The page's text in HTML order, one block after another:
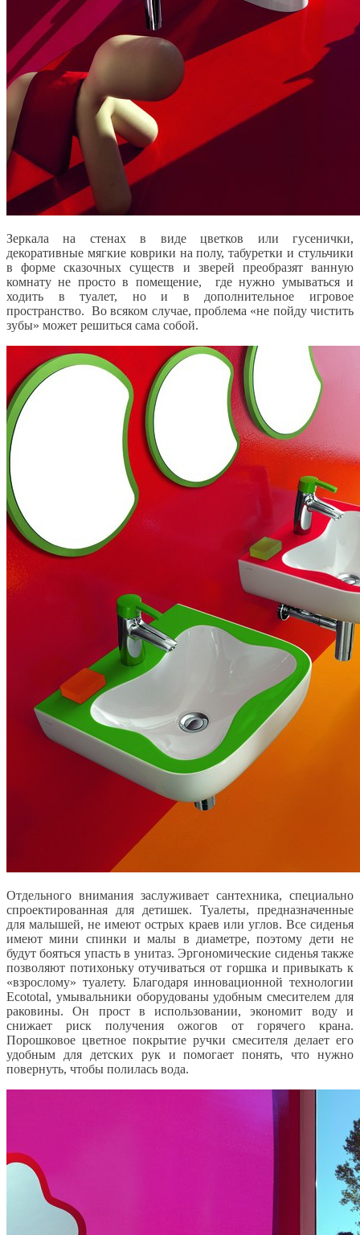
Зеркала на стенах в виде цветков или гусенички,
декоративные мягкие коврики на полу, табуретки и стульчики
в форме сказочных существ и зверей преобразят ванную
комнату не просто в помещение, где нужно умываться и
ходить в туалет, но и в дополнительное игровое
пространство. Во всяком случае, проблема «не пойду чистить
зубы» может решиться сама собой.
Отдельного внимания заслуживает сантехника, специально
спроектированная для детишек. Туалеты, предназначенные
для малышей, не имеют острых краев или углов. Все сиденья
имеют мини спинки и малы в диаметре, поэтому дети не
будут бояться упасть в унитаз. Эргономические сиденья также
позволяют потихоньку отучиваться от горшка и привыкать к
«взрослому» туалету. Благодаря инновационной технологии
Ecototal, умывальники оборудованы удобным смесителем для
раковины. Он прост в использовании, экономит воду и
снижает риск получения ожогов от горячего крана.
Порошковое цветное покрытие ручки смесителя делает его
удобным для детских рук и помогает понять, что нужно
повернуть, чтобы полилась вода.